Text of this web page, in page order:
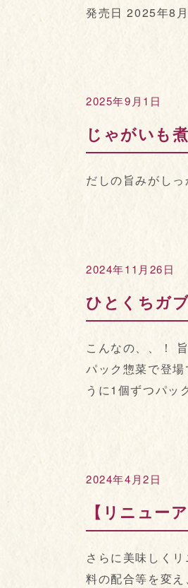
発売日 2025年8月
2025年9月1日
じゃがいも煮
だしの旨みがし
2024年11月26日
ひとくちガ
こんなの、、！
パック惣菜で登
うに1個ずつパッ
2024年4月2日
【リニュー
さらに美味しく
料の配合等を変